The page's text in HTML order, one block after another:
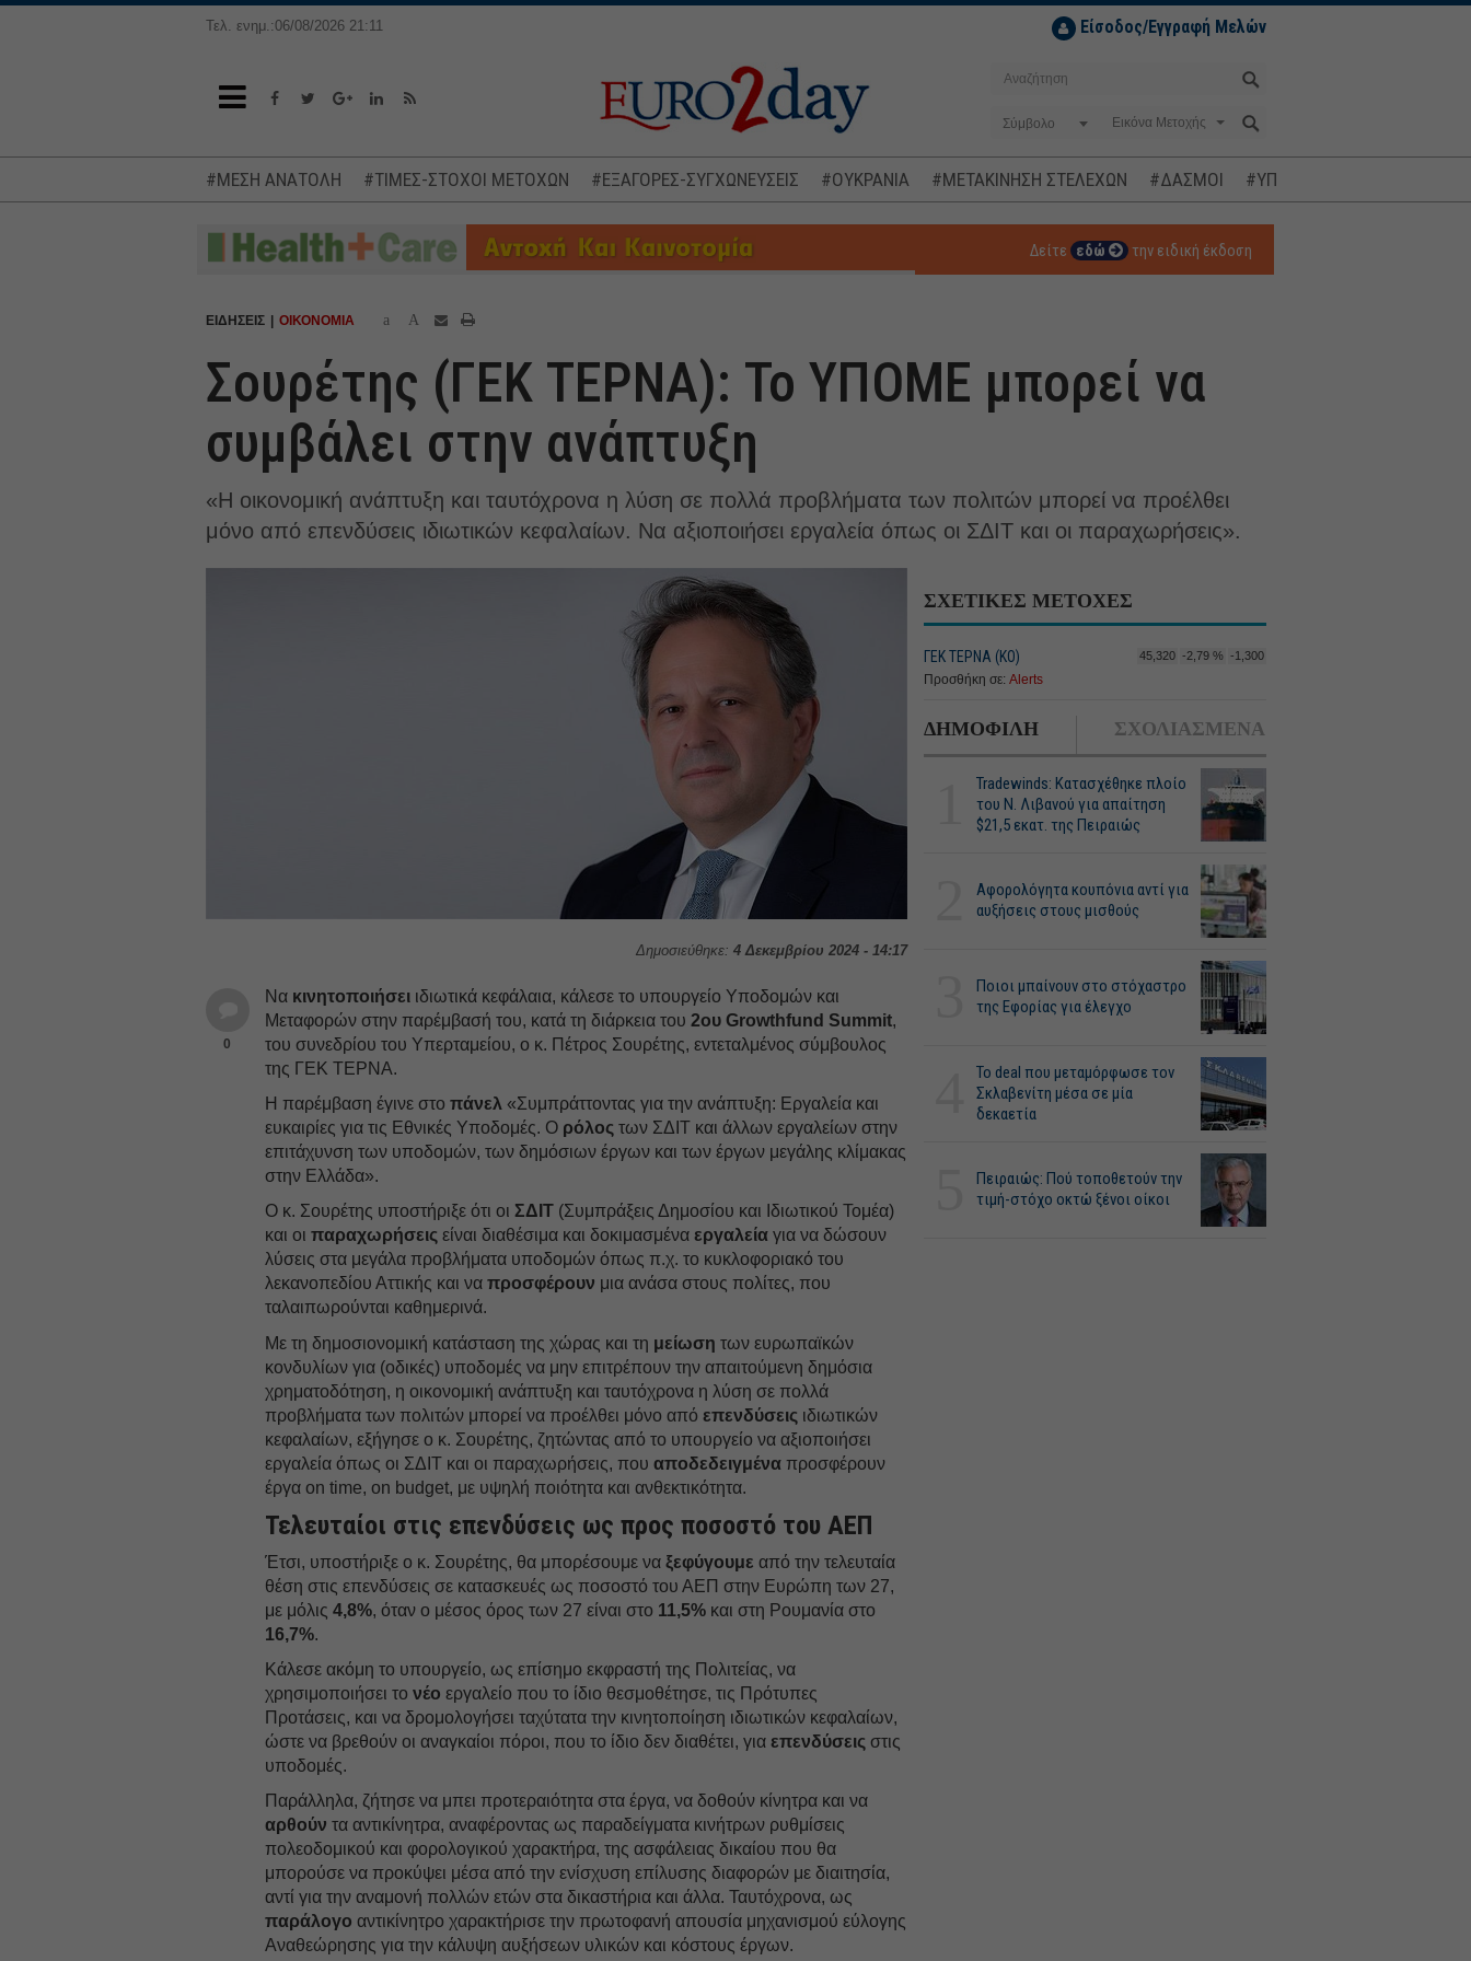
Τελ. ενημ.:06/08/2026 21:11 Είσοδος/Εγγραφή Μελών
Σύμβολο
#ΜΕΣΗ ΑΝΑΤΟΛΗ #ΤΙΜΕΣ-ΣΤΟΧΟΙ ΜΕΤΟΧΩΝ #ΕΞΑΓΟΡΕΣ-ΣΥΓΧΩΝΕΥΣΕΙΣ #ΟΥΚΡΑΝΙΑ #ΜΕΤΑΚΙΝΗΣΗ ΣΤΕΛΕΧΩΝ #ΔΑΣΜΟΙ #ΥΠΟΚΛΟΠΕΣ
Δείτε εδώ την ειδική έκδοση
ΕΙΔΗΣΕΙΣ ΟΙΚΟΝΟΜΙΑ a A
Σουρέτης (ΓΕΚ ΤΕΡΝΑ): Το ΥΠΟΜΕ μπορεί να
συμβάλει στην ανάπτυξη
«Η οικονομική ανάπτυξη και ταυτόχρονα η λύση σε πολλά προβλήματα των πολιτών μπορεί να προέλθει
μόνο από επενδύσεις ιδιωτικών κεφαλαίων. Να αξιοποιήσει εργαλεία όπως οι ΣΔΙΤ και οι παραχωρήσεις».
Δημοσιεύθηκε: 4 Δεκεμβρίου 2024 - 14:17
0
Να κινητοποιήσει ιδιωτικά κεφάλαια, κάλεσε το υπουργείο Υποδομών και
Μεταφορών στην παρέμβασή του, κατά τη διάρκεια του2ου Growthfund Summit,
του συνεδρίου του Υπερταμείου, ο κ. Πέτρος Σουρέτης, εντεταλμένος σύμβουλος
της ΓΕΚ ΤΕΡΝΑ.
Η παρέμβαση έγινε στοπάνελ «Συμπράττοντας για την ανάπτυξη: Εργαλεία και
ευκαιρίες για τις Εθνικές Υποδομές. O ρόλος των ΣΔΙΤ και άλλων εργαλείων στην
επιτάχυνση των υποδομών, των δημόσιων έργων και των έργων μεγάλης κλίμακας
στην Ελλάδα».
Ο κ. Σουρέτης υποστήριξε ότι οιΣΔΙΤ (Συμπράξεις Δημοσίου και Ιδιωτικού Τομέα)
και οιπαραχωρήσεις είναι διαθέσιμα και δοκιμασμέναεργαλεία για να δώσουν
λύσεις στα μεγάλα προβλήματα υποδομών όπως π.χ. το κυκλοφοριακό του
λεκανοπεδίου Αττικής και ναπροσφέρουν μια ανάσα στους πολίτες, που
ταλαιπωρούνται καθημερινά.
Με τη δημοσιονομική κατάσταση της χώρας και τη μείωση των ευρωπαϊκών
κονδυλίων για (οδικές) υποδομές να μην επιτρέπουν την απαιτούμενη δημόσια
χρηματοδότηση, η οικονομική ανάπτυξη και ταυτόχρονα η λύση σε πολλά
προβλήματα των πολιτών μπορεί να προέλθει μόνο απόεπενδύσεις ιδιωτικών
κεφαλαίων, εξήγησε ο κ. Σουρέτης, ζητώντας από το υπουργείο να αξιοποιήσει
εργαλεία όπως οι ΣΔΙΤ και οι παραχωρήσεις, πουαποδεδειγμένα προσφέρουν
έργα on time, on budget, με υψηλή ποιότητα και ανθεκτικότητα.
Τελευταίοι στις επενδύσεις ως προς ποσοστό του ΑΕΠ
Έτσι, υποστήριξε ο κ. Σουρέτης, θα μπορέσουμε ναξεφύγουμε από την τελευταία
θέση στις επενδύσεις σε κατασκευές ως ποσοστό του ΑΕΠ στην Ευρώπη των 27,
με μόλις4,8%, όταν ο μέσος όρος των 27 είναι στο 11,5% και στη Ρουμανία στο
16,7%.
Κάλεσε ακόμη το υπουργείο, ως επίσημο εκφραστή της Πολιτείας, να
χρησιμοποιήσει τονέο εργαλείο που το ίδιο θεσμοθέτησε, τις Πρότυπες
Προτάσεις, και να δρομολογήσει ταχύτατα την κινητοποίηση ιδιωτικών κεφαλαίων,
ώστε να βρεθούν οι αναγκαίοι πόροι, που το ίδιο δεν διαθέτει, γιαεπενδύσεις στις
υποδομές.
Παράλληλα, ζήτησε να μπει προτεραιότητα στα έργα, να δοθούν κίνητρα και να
αρθούν τα αντικίνητρα, αναφέροντας ως παραδείγματα κινήτρων ρυθμίσεις
πολεοδομικού και φορολογικού χαρακτήρα, της ασφάλειας δικαίου που θα
μπορούσε να προκύψει μέσα από την ενίσχυση επίλυσης διαφορών με διαιτησία,
αντί για την αναμονή πολλών ετών στα δικαστήρια και άλλα. Ταυτόχρονα, ως
παράλογο αντικίνητρο χαρακτήρισε την πρωτοφανή απουσία μηχανισμού εύλογης
Αναθεώρησης για την κάλυψη αυξήσεων υλικών και κόστους έργων.
ΣΧΕΤΙΚΕΣ ΜΕΤΟΧΕΣ
ΓΕΚ ΤΕΡΝΑ (ΚΟ) 45,320 -2,79 % -1,300
Προσθήκη σε: Alerts
ΔΗΜΟΦΙΛΗ ΣΧΟΛΙΑΣΜΕΝΑ
Tradewinds: Κατασχέθηκε πλοίο
του Ν. Λιβανού για απαίτηση
$21,5 εκατ. της Πειραιώς
Αφορολόγητα κουπόνια αντί για
αυξήσεις στους μισθούς
Ποιοι μπαίνουν στο στόχαστρο
της Εφορίας για έλεγχο
Το deal που μεταμόρφωσε τον
Σκλαβενίτη μέσα σε μία
δεκαετία
Πειραιώς: Πού τοποθετούν την
τιμή-στόχο οκτώ ξένοι οίκοι